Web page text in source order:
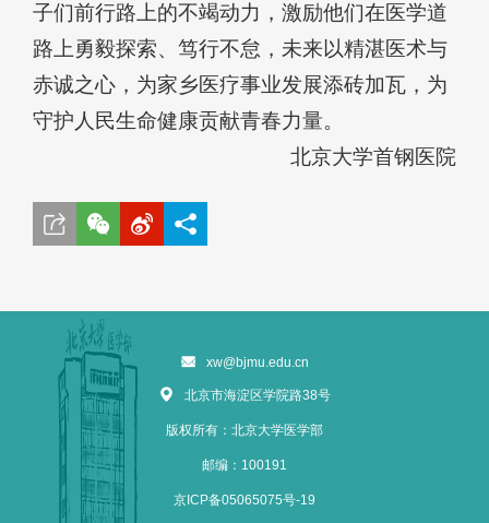
子们前行路上的不竭动力，激励他们在医学道
路上勇毅探索、笃行不怠，未来以精湛医术与
赤诚之心，为家乡医疗事业发展添砖加瓦，为
守护人民生命健康贡献青春力量。
北京大学首钢医院
xw@bjmu.edu.cn
北京市海淀区学院路38号
版权所有：北京大学医学部
邮编：100191
京ICP备05065075号-19